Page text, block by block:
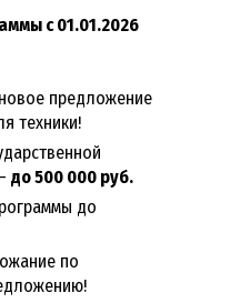
с 01.01.2026
предложение
техники!
до 500 000 руб.
до
по